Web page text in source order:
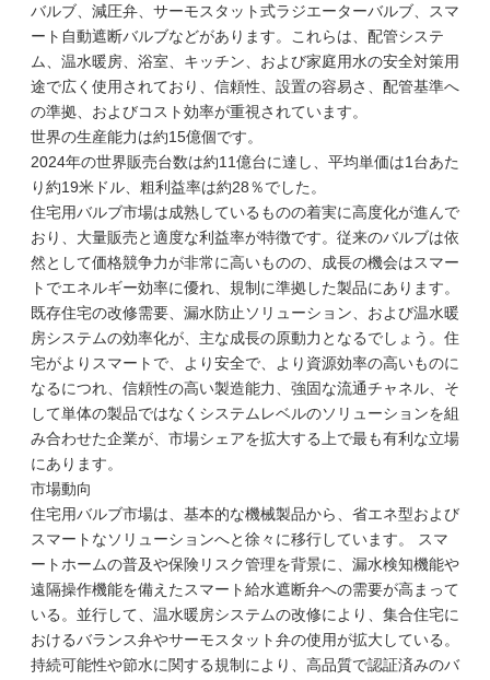
バルブ、減圧弁、サーモスタット式ラジエーターバルブ、スマ
ート自動遮断バルブなどがあります。これらは、配管システ
ム、温水暖房、浴室、キッチン、および家庭用水の安全対策用
途で広く使用されており、信頼性、設置の容易さ、配管基準へ
の準拠、およびコスト効率が重視されています。
世界の生産能力は約15億個です。
2024年の世界販売台数は約11億台に達し、平均単価は1台あた
り約19米ドル、粗利益率は約28％でした。
住宅用バルブ市場は成熟しているものの着実に高度化が進んで
おり、大量販売と適度な利益率が特徴です。従来のバルブは依
然として価格競争力が非常に高いものの、成長の機会はスマー
トでエネルギー効率に優れ、規制に準拠した製品にあります。
既存住宅の改修需要、漏水防止ソリューション、および温水暖
房システムの効率化が、主な成長の原動力となるでしょう。住
宅がよりスマートで、より安全で、より資源効率の高いものに
なるにつれ、信頼性の高い製造能力、強固な流通チャネル、そ
して単体の製品ではなくシステムレベルのソリューションを組
み合わせた企業が、市場シェアを拡大する上で最も有利な立場
にあります。
市場動向
住宅用バルブ市場は、基本的な機械製品から、省エネ型および
スマートなソリューションへと徐々に移行しています。 スマ
ートホームの普及や保険リスク管理を背景に、漏水検知機能や
遠隔操作機能を備えたスマート給水遮断弁への需要が高まって
いる。並行して、温水暖房システムの改修により、集合住宅に
おけるバランス弁やサーモスタット弁の使用が拡大している。
持続可能性や節水に関する規制により、高品質で認証済みのバ